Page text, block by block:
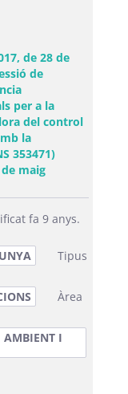
de 28 de
de
per a la
del control
la
353471)
de maig(Obre una
fa 9 anys.
Tipus
Àrea
AMBIENT I